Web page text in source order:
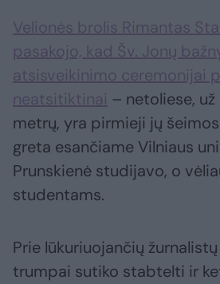
Velionės brolis Rimantas
pasakojo, kad Šv. Jonų
atsisveikinimo ceremonijai
neatsitiktinai – netoliese,
metrų, yra pirmieji jų
greta esančiame Vilniaus
Prunskienė studijavo, o
studentams.
Prie lūkuriuojančių
trumpai sutiko stabtelti ir